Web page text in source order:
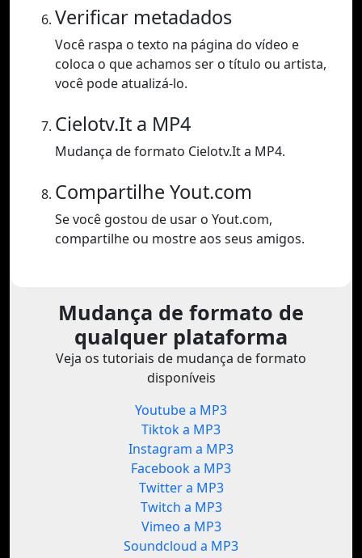
Verificar metadados
Você raspa o texto na página do vídeo e
coloca o que achamos ser o título ou artista,
você pode atualizá-lo.
Cielotv.It a MP4
Mudança de formato Cielotv.It a MP4.
Compartilhe Yout.com
Se você gostou de usar o Yout.com,
compartilhe ou mostre aos seus amigos.
Mudança de formato de
qualquer plataforma
Veja os tutoriais de mudança de formato
disponíveis
Youtube a MP3
Tiktok a MP3
Instagram a MP3
Facebook a MP3
Twitter a MP3
Twitch a MP3
Vimeo a MP3
Soundcloud a MP3